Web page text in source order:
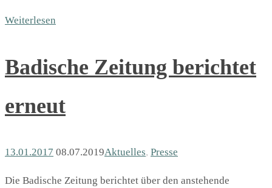
Weiterlesen
Badische Zeitung berichtet
erneut
13.01.2017 08.07.2019Aktuelles, Presse
Die Badische Zeitung berichtet über den anstehende